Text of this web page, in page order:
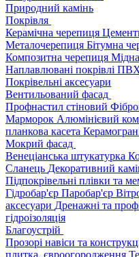
Природний камінь
Покрівля
Керамічна черепиця
Металочерепиця Бітумна
Композитна черепиця
Наплавлювані покрівлі
Покрівельні аксесуари
Вентильований фасад
Профнастил стіновий
Марморок Алюмінієвий
планкова касета
Мокрий фасад
Венеціанська штукатурка
Сланець Декоративний
Підпокрівельні плівки та
Гідробар'єр Паробар'єр
аксесуари Дренажні та
гідроізоляція
Благоустрій
Прозорі навіси та
плитка, євроогородження